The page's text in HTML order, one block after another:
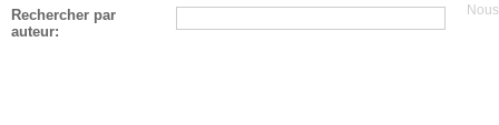
Rechercher par
auteur: